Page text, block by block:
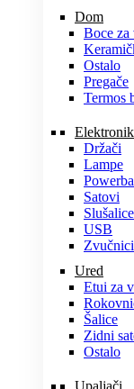
Dom
Boce za
Ostalo
Pregače
Termos
Držači
Lampe
Satovi
Slušalice
USB
Zvučnici
Ured
Etui za
Šalice
Zidni
Ostalo
Upaljači